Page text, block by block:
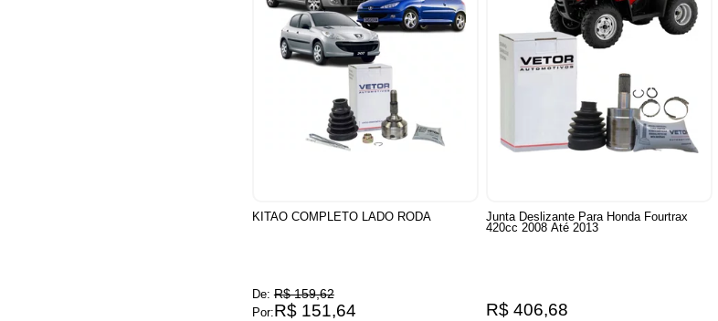
KITAO COMPLETO LADO RODA
De: R$ 159,62
Por:R$ 151,64
Junta Deslizante Para Honda Fourtrax
420cc 2008 Até 2013
R$ 406,68